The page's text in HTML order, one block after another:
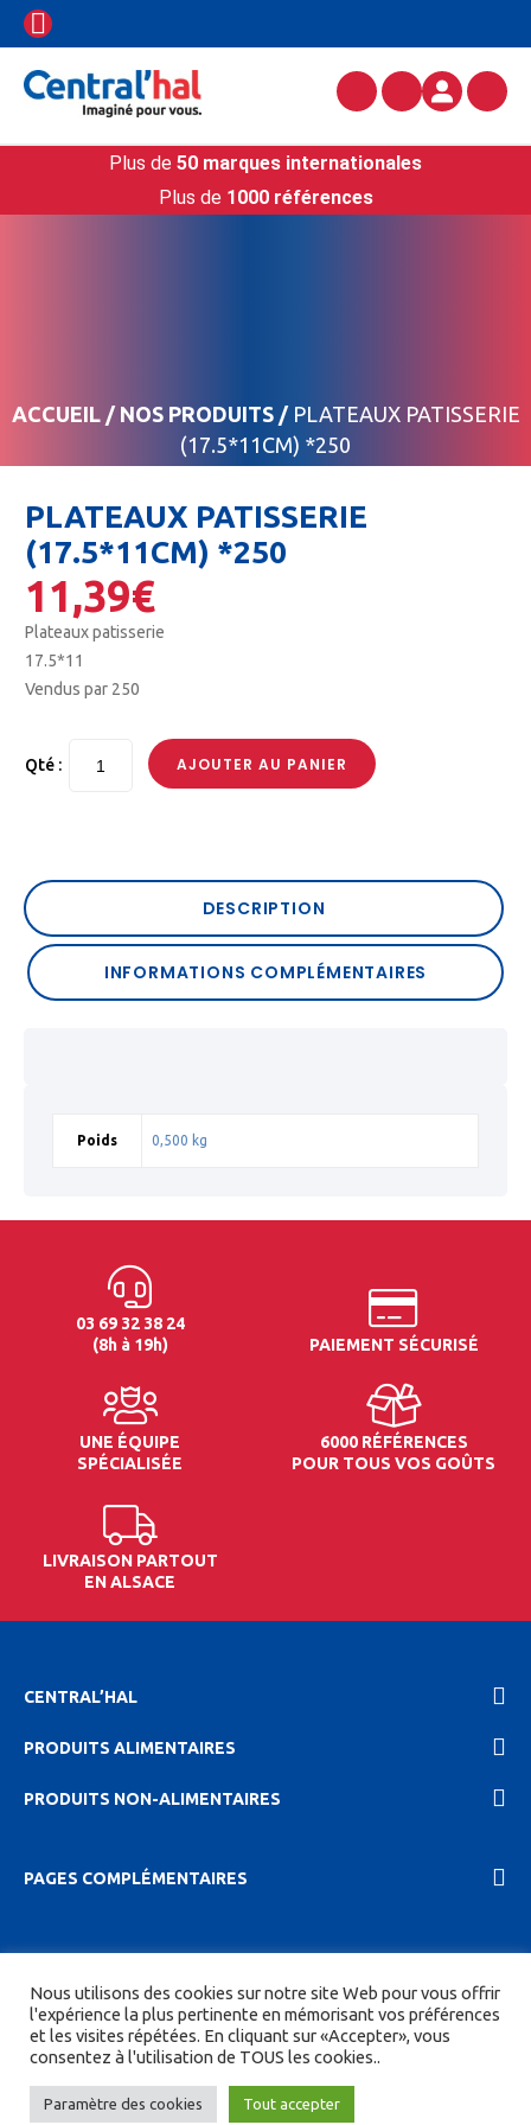
Plus de 50 marques internationales
Plus de 1000 références
ACCUEIL/ NOS PRODUITS/ PLATEAUX PATISSERIE
(17.5*11CM) *250
PLATEAUX PATISSERIE
(17.5*11CM) *250
11,39€
Plateaux patisserie
17.5*11
Vendus par 250
Qté : AJOUTER AU PANIER
DESCRIPTION
INFORMATIONS COMPLÉMENTAIRES
Poids 0,500 kg
03 69 32 38 24
(8h à 19h)
PAIEMENT SÉCURISÉ
UNE ÉQUIPE
SPÉCIALISÉE
6000 RÉFÉRENCES
POUR TOUS VOS GOÛTS
LIVRAISON PARTOUT
EN ALSACE
CENTRAL’HAL
PRODUITS ALIMENTAIRES
PRODUITS NON-ALIMENTAIRES
PAGES COMPLÉMENTAIRES
confidentionalité| CGV| Tous droits réservés.
Site réalisé parDIGITICS etJoan HAEGELE
Nous utilisons des cookies sur notre site Web pour vous offrir
l'expérience la plus pertinente en mémorisant vos préférences
et les visites répétées. En cliquant sur «Accepter», vous
consentez à l'utilisation de TOUS les cookies..
Paramètre des cookies Tout accepter